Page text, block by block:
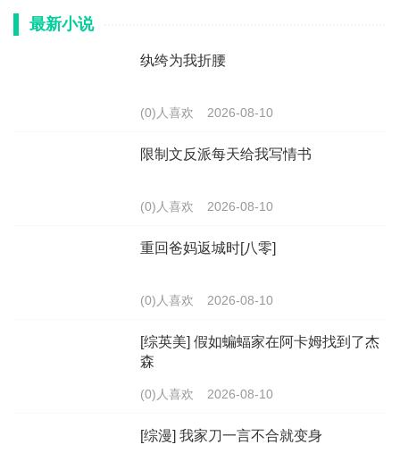
最新小说
纨绔为我折腰
(0)人喜欢 2026-08-10
限制文反派每天给我写情书
(0)人喜欢 2026-08-10
重回爸妈返城时[八零]
(0)人喜欢 2026-08-10
[综英美] 假如蝙蝠家在阿卡姆找到了杰
森
(0)人喜欢 2026-08-10
[综漫] 我家刀一言不合就变身